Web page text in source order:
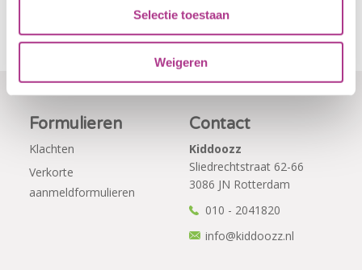
Selectie toestaan
Weigeren
Formulieren
Klachten
Verkorte
aanmeldformulieren
Contact
Kiddoozz
Sliedrechtstraat 62-66
3086 JN Rotterdam
010 - 2041820
info@kiddoozz.nl